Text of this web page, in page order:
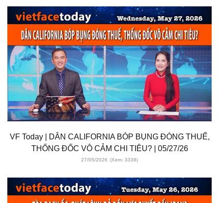
VF Today | DÂN CALIFORNIA BÓP BỤNG ĐÓNG THUẾ,
THỐNG ĐỐC VÔ CẢM CHI TIÊU? | 05/27/26
27/05/2026 (Xem: 3338)